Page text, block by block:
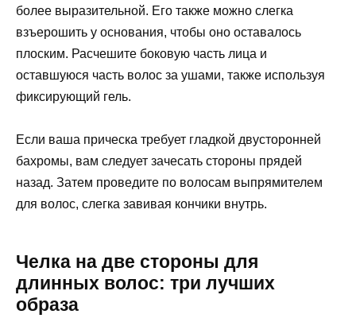
более выразительной. Его также можно слегка
взъерошить у основания, чтобы оно оставалось
плоским. Расчешите боковую часть лица и
оставшуюся часть волос за ушами, также используя
фиксирующий гель.
Если ваша прическа требует гладкой двусторонней
бахромы, вам следует зачесать стороны прядей
назад. Затем проведите по волосам выпрямителем
для волос, слегка завивая кончики внутрь.
Челка на две стороны для
длинных волос: три лучших
образа